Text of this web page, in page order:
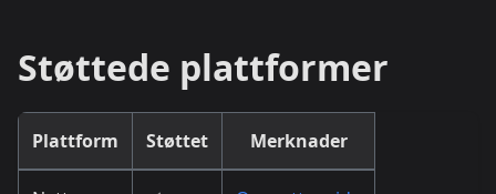
Støttede plattformer
Plattform Støttet Merknader